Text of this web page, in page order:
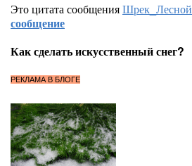
Это цитата сообщенияШрек_Лесной
сообщение
Как сделать искусственный снег?
РЕКЛАМА В БЛОГЕ